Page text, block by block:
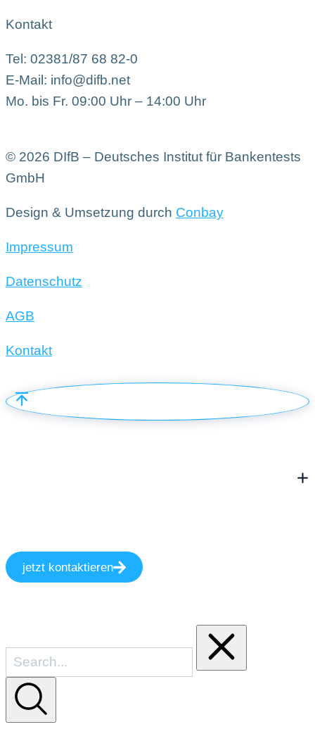
Kontakt
Tel: 02381/87 68 82-0
E-Mail: info@difb.net
Mo. bis Fr. 09:00 Uhr – 14:00 Uhr
© 2026 DIfB – Deutsches Institut für Bankentests
GmbH
Design & Umsetzung durch Conbay
Impressum
Datenschutz
AGB
Kontakt
jetzt kontaktieren